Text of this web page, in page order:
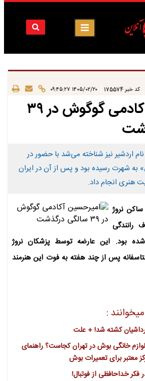
کد خبر 175574 ۱۴۰۵/۰۲/۲۰ ۰۹:۴۵:۲۷
امیرحسین آکادمی گوگوش در ۳۹
اردشیر نیز شناخته می‌شد با حضور در
به شهرت رسیده بود و پس از آن در ایران
هنری انجام داد.
نروژ
بود. این عارضه توسط پزشکان نروژ
پس از چند هفته به فوت این هنرمند
:
کشته شد! + علت
خانگی بوش در تهران کجاست؟ راهنمای
معتبر برای تعمیرات بوش
فکر خداحافظی از فوتبال!